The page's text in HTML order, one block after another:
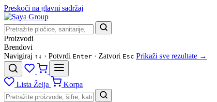
Preskoči na glavni sadržaj
Proizvodi
Brendovi
Navigiraj ↑ ↓ · Potvrdi Enter · Zatvori Esc Prikaži sve rezultate →
Lista Želja Korpa